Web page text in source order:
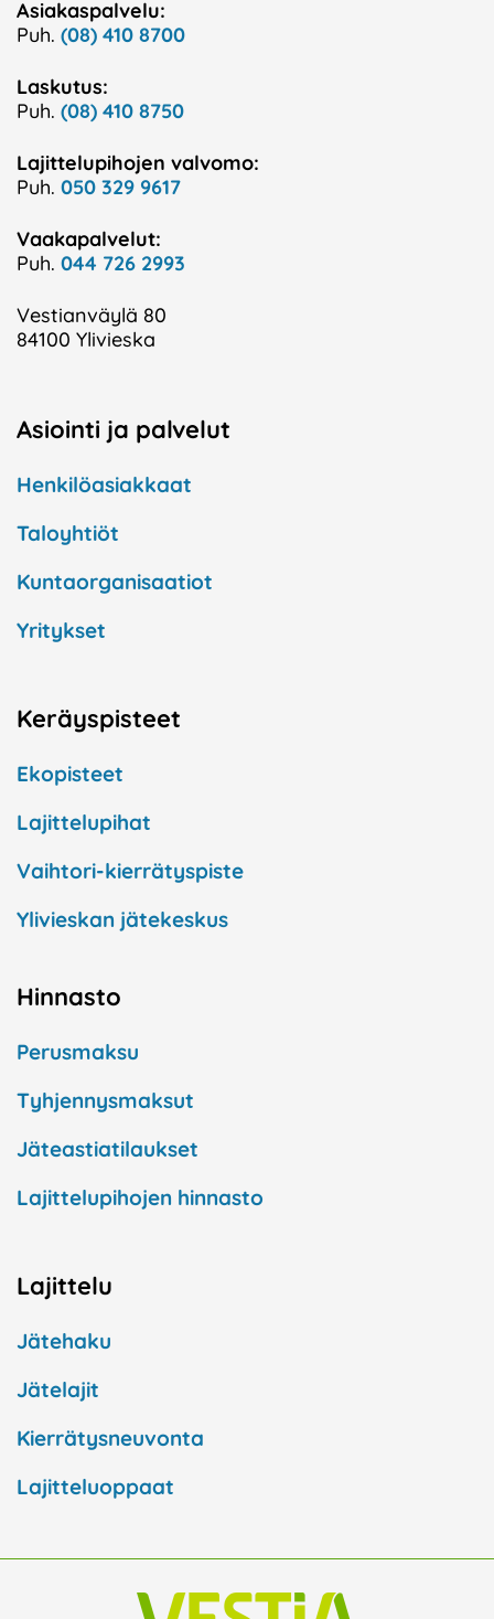
Asiakaspalvelu:
Puh. (08) 410 8700
Laskutus:
Puh. (08) 410 8750
Lajittelupihojen valvomo:
Puh. 050 329 9617
Vaakapalvelut:
Puh. 044 726 2993
Vestianväylä 80
84100 Ylivieska
Asiointi ja palvelut
Henkilöasiakkaat
Taloyhtiöt
Kuntaorganisaatiot
Yritykset
Keräyspisteet
Ekopisteet
Lajittelupihat
Vaihtori-kierrätyspiste
Ylivieskan jätekeskus
Hinnasto
Perusmaksu
Tyhjennysmaksut
Jäteastiatilaukset
Lajittelupihojen hinnasto
Lajittelu
Jätehaku
Jätelajit
Kierrätysneuvonta
Lajitteluoppaat